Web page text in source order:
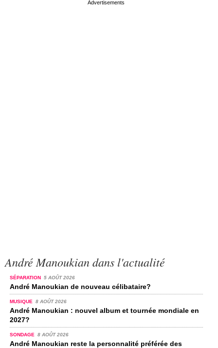
André Manoukian dans l'actualité
SÉPARATION 5 AOÛT 2026
André Manoukian de nouveau célibataire?
MUSIQUE 8 AOÛT 2026
André Manoukian : nouvel album et tournée mondiale en
2027?
SONDAGE 8 AOÛT 2026
André Manoukian reste la personnalité préférée des